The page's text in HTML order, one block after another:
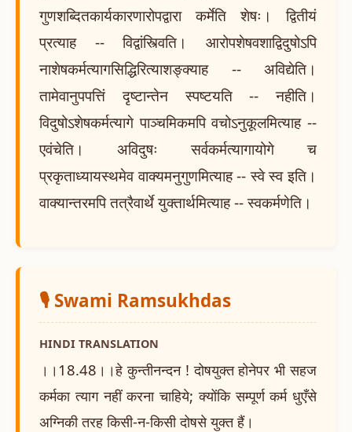
गुणशब्दितकार्यकारणारोपद्वारा कर्मेति शेषः। द्वितीयं
प्रत्याह -- विद्वांस्त्विति। आरोपशेषवशाद्विदुषोऽपि
नाशेषकर्मत्यागसिद्धिरित्याशङ्क्याह -- अविद्येति।
तामेवानुपपत्तिं दृष्टान्तेन स्पष्टयति -- नहीति।
विदुषोऽशेषकर्मत्यागे पाञ्चमिकमपि वचोऽनुकूलमित्याह --
एवंचेति। अविदुषः सर्वकर्मत्यागायोगे च
प्रकृताध्यायस्थमेव वाक्यमनुगुणमित्याह -- स्वे स्व इति।
वाक्यान्तरमपि तत्रैवार्थे युक्तार्थमित्याह -- स्वकर्मणेति।
🎙️ Swami Ramsukhdas
HINDI TRANSLATION
।।18.48।।हे कुन्तीनन्दन ! दोषयुक्त होनेपर भी सहज
कर्मका त्याग नहीं करना चाहिये; क्योंकि सम्पूर्ण कर्म धुएँसे
अग्निकी तरह किसी-न-किसी दोषसे युक्त हैं।